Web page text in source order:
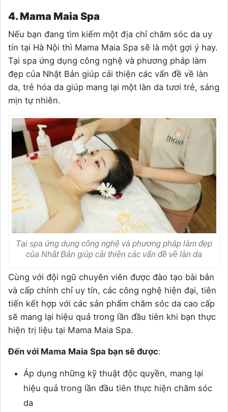
4. Mama Maia Spa
Nếu bạn đang tìm kiếm một địa chỉ chăm sóc da uy
tín tại Hà Nội thì Mama Maia Spa sẽ là một gợi ý hay.
Tại spa ứng dụng công nghệ và phương pháp làm
đẹp của Nhật Bản giúp cải thiện các vấn đề về làn
da, trẻ hóa da giúp mang lại một làn da tươi trẻ, sáng
mịn tự nhiên.
Tại spa ứng dụng công nghệ và phương pháp làm đẹp
của Nhật Bản giúp cải thiện các vấn đề về làn da
Cùng với đội ngũ chuyên viên được đào tạo bài bản
và cấp chính chỉ uy tín, các công nghệ hiện đại, tiên
tiến kết hợp với các sản phẩm chăm sóc da cao cấp
sẽ mang lại hiệu quả trong lần đầu tiên khi bạn thực
hiện trị liệu tại Mama Maia Spa.
Đến với Mama Maia Spa bạn sẽ được:
Áp dụng những kỹ thuật độc quyền, mang lại
hiệu quả trong lần đầu tiên thực hiện chăm sóc
da